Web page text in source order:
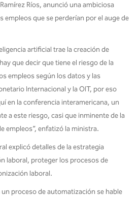
Ríos, anunció una ambiciosa
empleos que se perderían por el auge de
artificial trae la creación de
que decir que tiene el riesgo de la
empleos según los datos y las
Internacional y la OIT, por eso
en la conferencia interamericana, un
a este riesgo, casi que inminente de la
empleos”, enfatizó la ministra.
explicó detalles de la estrategia
laboral, proteger los procesos de
laboral.
un proceso de automatización se hable